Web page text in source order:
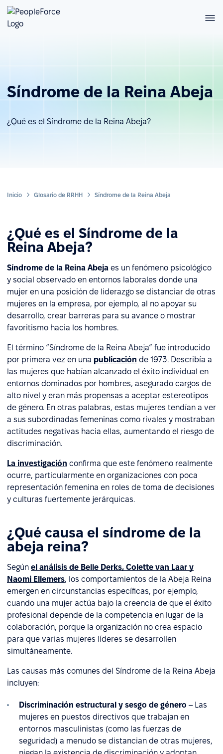
Síndrome de la Reina Abeja
¿Qué es el Síndrome de la Reina Abeja?
Inicio Glosario de RRHH Síndrome de la Reina Abeja
¿Qué es el Síndrome de la
Reina Abeja?
Síndrome de la Reina Abeja es un fenómeno psicológico
y social observado en entornos laborales donde una
mujer en una posición de liderazgo se distanciar de otras
mujeres en la empresa, por ejemplo, al no apoyar su
desarrollo, crear barreras para su avance o mostrar
favoritismo hacia los hombres.
El término “Síndrome de la Reina Abeja” fue introducido
por primera vez en una publicación de 1973. Describía a
las mujeres que habían alcanzado el éxito individual en
entornos dominados por hombres, asegurado cargos de
alto nivel y eran más propensas a aceptar estereotipos
de género. En otras palabras, estas mujeres tendían a ver
a sus subordinadas femeninas como rivales y mostraban
actitudes negativas hacia ellas, aumentando el riesgo de
discriminación.
La investigación confirma que este fenómeno realmente
ocurre, particularmente en organizaciones con poca
representación femenina en roles de toma de decisiones
y culturas fuertemente jerárquicas.
¿Qué causa el síndrome de la
abeja reina?
Según el análisis de Belle Derks, Colette van Laar y
Naomi Ellemers, los comportamientos de la Abeja Reina
emergen en circunstancias específicas, por ejemplo,
cuando una mujer actúa bajo la creencia de que el éxito
profesional depende de la competencia en lugar de la
colaboración, porque la organización no crea espacio
para que varias mujeres líderes se desarrollen
simultáneamente.
Las causas más comunes del Síndrome de la Reina Abeja
incluyen:
Discriminación estructural y sesgo de género – Las
mujeres en puestos directivos que trabajan en
entornos masculinistas (como las fuerzas de
seguridad) a menudo se distancian de otras mujeres,